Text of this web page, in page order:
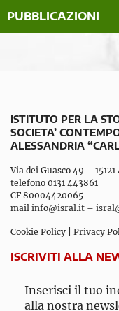
PUBBLICAZIONI
ISTITUTO PER LA
SOCIETA’
ALESSANDRIA
Via dei Guasco 49 –
telefono 0131 443861
CF 80004420065
mail info@isral.it –
Cookie Policy Privacy
ISCRIVITI ALLA
Inserisci il tuo
alla nostra